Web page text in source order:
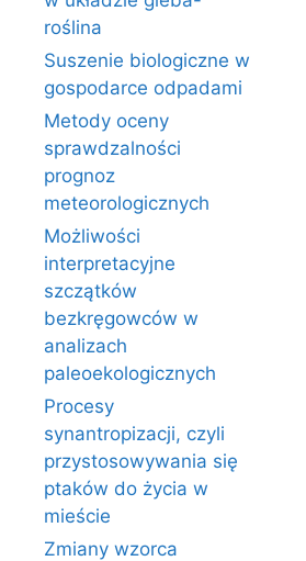
roślina
Suszenie biologiczne w
gospodarce odpadami
Metody oceny
sprawdzalności
prognoz
meteorologicznych
Możliwości
interpretacyjne
szczątków
bezkręgowców w
analizach
paleoekologicznych
Procesy
synantropizacji, czyli
przystosowywania się
ptaków do życia w
mieście
Zmiany wzorca